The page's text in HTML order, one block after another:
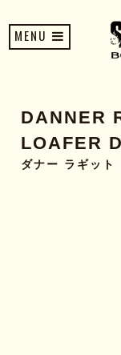
MENU
DANNER
LOAFER
ダナー ラギッ